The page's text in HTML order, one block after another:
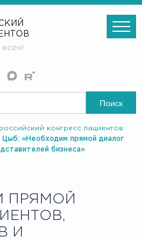
Поиск
конгресс пациентов
Цыб: «Необходим прямой диалог
бизнеса»
ПРЯМОЙ
И